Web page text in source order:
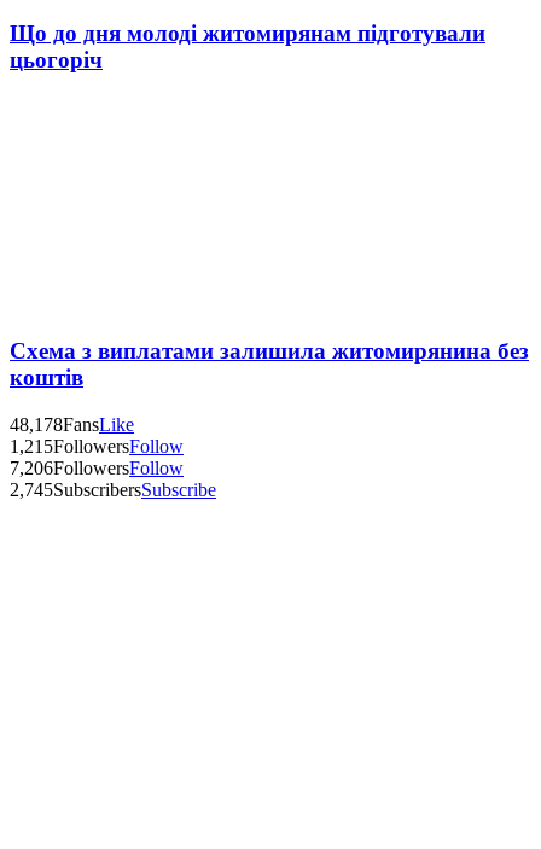
Що до дня молоді житомирянам підготували
цьогоріч
Схема з виплатами залишила житомирянина без
коштів
48,178FansLike
1,215FollowersFollow
7,206FollowersFollow
2,745SubscribersSubscribe